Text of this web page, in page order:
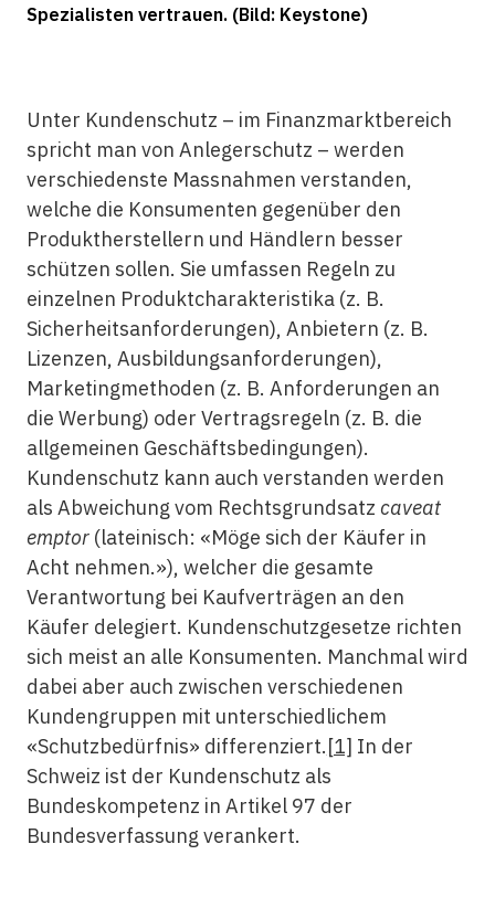
Spezialisten vertrauen. (Bild: Keystone)
Unter Kundenschutz – im Finanzmarktbereich
spricht man von Anlegerschutz – werden
verschiedenste Massnahmen verstanden,
welche die Konsumenten gegenüber den
Produktherstellern und Händlern besser
schützen sollen. Sie umfassen Regeln zu
einzelnen Produktcharakteristika (z. B.
Sicherheitsanforderungen), Anbietern (z. B.
Lizenzen, Ausbildungsanforderungen),
Marketingmethoden (z. B. Anforderungen an
die Werbung) oder Vertragsregeln (z. B. die
allgemeinen Geschäftsbedingungen).
Kundenschutz kann auch verstanden werden
als Abweichung vom Rechtsgrundsatz caveat
emptor(lateinisch: «Möge sich der Käufer in
Acht nehmen.»), welcher die gesamte
Verantwortung bei Kaufverträgen an den
Käufer delegiert. Kundenschutzgesetze richten
sich meist an alle Konsumenten. Manchmal wird
dabei aber auch zwischen verschiedenen
Kundengruppen mit unterschiedlichem
«Schutzbedürfnis» differenziert.[1] In der
Schweiz ist der Kundenschutz als
Bundeskompetenz in Artikel 97 der
Bundesverfassung verankert.